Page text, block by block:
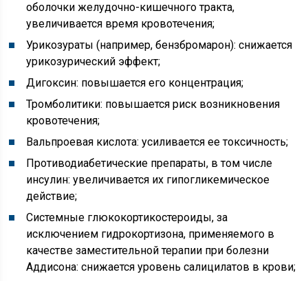
оболочки желудочно-кишечного тракта,
увеличивается время кровотечения;
Урикозураты (например, бензбромарон): снижается
урикозурический эффект;
Дигоксин: повышается его концентрация;
Тромболитики: повышается риск возникновения
кровотечения;
Вальпроевая кислота: усиливается ее токсичность;
Противодиабетические препараты, в том числе
инсулин: увеличивается их гипогликемическое
действие;
Системные глюкокортикостероиды, за
исключением гидрокортизона, применяемого в
качестве заместительной терапии при болезни
Аддисона: снижается уровень салицилатов в крови;